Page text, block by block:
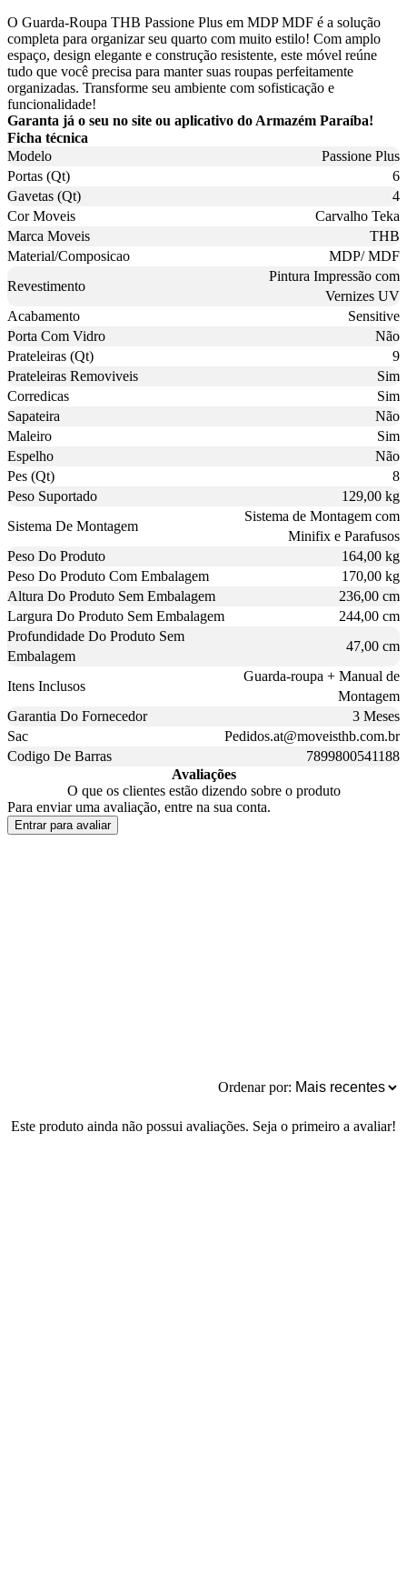
O Guarda-Roupa THB Passione Plus em MDP MDF é a solução
completa para organizar seu quarto com muito estilo! Com amplo
espaço, design elegante e construção resistente, este móvel reúne
tudo que você precisa para manter suas roupas perfeitamente
organizadas. Transforme seu ambiente com sofisticação e
funcionalidade!
Garanta já o seu no site ou aplicativo do Armazém Paraíba!
Ficha técnica
Modelo
Passione Plus
Portas (Qt)
6
Gavetas (Qt)
4
Cor Moveis
Carvalho Teka
Marca Moveis
THB
Material/Composicao
MDP/ MDF
Revestimento
Pintura Impressão com
Vernizes UV
Acabamento
Sensitive
Porta Com Vidro
Não
Prateleiras (Qt)
9
Prateleiras Removiveis
Sim
Corredicas
Sim
Sapateira
Não
Maleiro
Sim
Espelho
Não
Pes (Qt)
8
Peso Suportado
129,00 kg
Sistema De Montagem
Sistema de Montagem com
Minifix e Parafusos
Peso Do Produto
164,00 kg
Peso Do Produto Com Embalagem
170,00 kg
Altura Do Produto Sem Embalagem
236,00 cm
Largura Do Produto Sem Embalagem
244,00 cm
Profundidade Do Produto Sem
Embalagem
47,00 cm
Itens Inclusos
Guarda-roupa + Manual de
Montagem
Garantia Do Fornecedor
3 Meses
Sac
Pedidos.at@moveisthb.com.br
Codigo De Barras
7899800541188
Avaliações
O que os clientes estão dizendo sobre o produto
Para enviar uma avaliação, entre na sua conta.
Entrar para avaliar
Ordenar por:
Este produto ainda não possui avaliações. Seja o primeiro a avaliar!